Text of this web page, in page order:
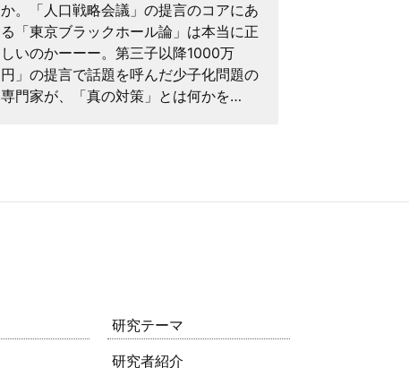
か。「人口戦略会議」の提言のコアにあ
る「東京ブラックホール論」は本当に正
しいのかーーー。第三子以降1000万
円」の提言で話題を呼んだ少子化問題の
専門家が、「真の対策」とは何かを…
研究テーマ
研究者紹介